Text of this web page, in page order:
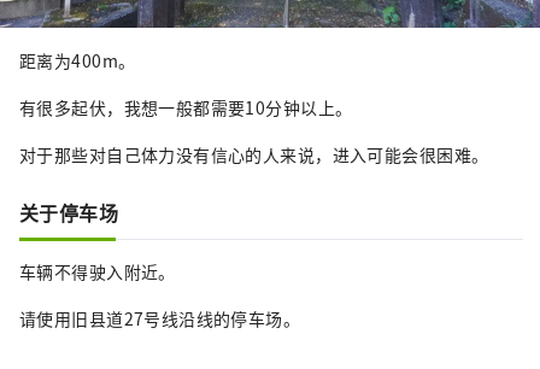
距离为400m。
有很多起伏，我想一般都需要10分钟以上。
对于那些对自己体力没有信心的人来说，进入可能会很困难。
关于停车场
车辆不得驶入附近。
请使用旧县道27号线沿线的停车场。